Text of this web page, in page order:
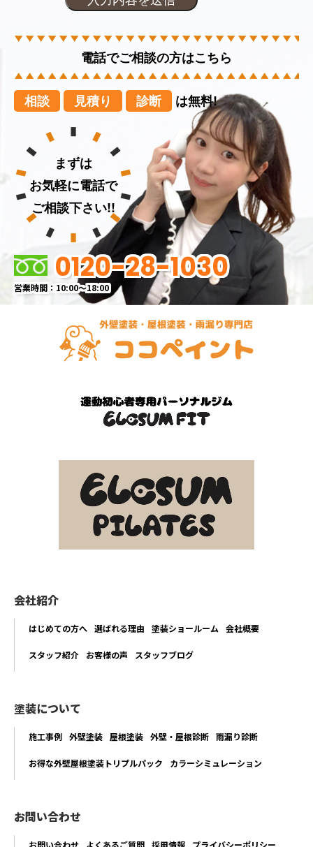
電話でご相談の方はこちら
相談 見積り 診断 は無料!
まずは
お気軽に電話で
ご相談下さい!!
0120-28-1030
営業時間：10:00～18:00
会社紹介
はじめての方へ 選ばれる理由 塗装ショールーム 会社概要
スタッフ紹介 お客様の声 スタッフブログ
塗装について
施工事例 外壁塗装 屋根塗装 外壁・屋根診断 雨漏り診断
お得な外壁屋根塗装トリプルパック カラーシミュレーション
お問い合わせ